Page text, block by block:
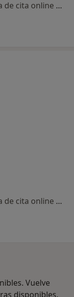
Este especialista no ofrece reserva de cita online en esta dirección.
Este especialista no ofrece reserva de cita online en esta dirección.
Vuelve
disponibles.